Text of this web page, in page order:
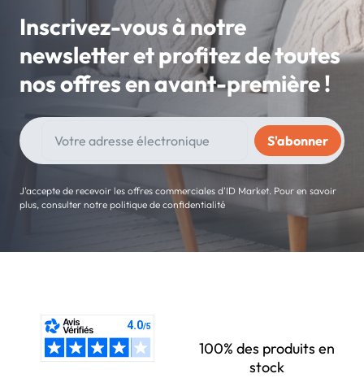
Inscrivez-vous à notre
newsletter et profitez de toutes
nos offres en avant-première !
J'accepte de recevoir les offres commerciales d'ID Market. Pour en savoir
plus, consulter notre politique de confidentialité
100% des produits en
stock